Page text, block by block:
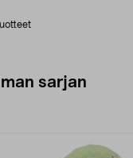
sarjan